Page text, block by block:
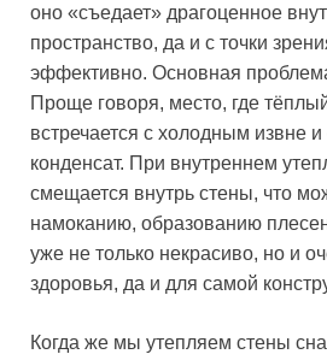
оно «съедает» драгоценное
пространство, да и с точки
эффективно. Основная
Проще говоря, место, где
встречается с холодным извне и
конденсат. При внутреннем
смещается внутрь стены, что
намоканию, образованию
уже не только некрасиво, но и
здоровья, да и для самой
Когда же мы утепляем стены